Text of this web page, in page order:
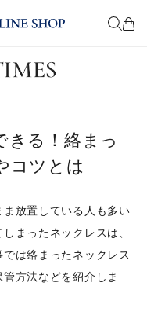
きる！絡まっ
コツとは
放置している人も多い
まったネックレスは、
は絡まったネックレス
方法などを紹介しま